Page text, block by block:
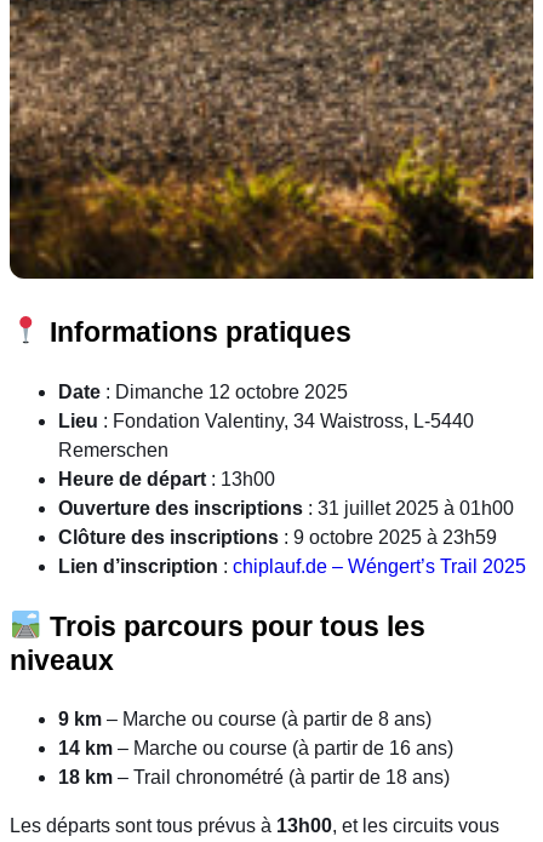
Informations pratiques
Date : Dimanche 12 octobre 2025
Lieu : Fondation Valentiny, 34 Waistross, L-5440
Remerschen
Heure de départ : 13h00
Ouverture des inscriptions : 31 juillet 2025 à 01h00
Clôture des inscriptions : 9 octobre 2025 à 23h59
Lien d’inscription : chiplauf.de – Wéngert’s Trail 2025
Trois parcours pour tous les
niveaux
9 km – Marche ou course (à partir de 8 ans)
14 km – Marche ou course (à partir de 16 ans)
18 km – Trail chronométré (à partir de 18 ans)
Les départs sont tous prévus à 13h00, et les circuits vous